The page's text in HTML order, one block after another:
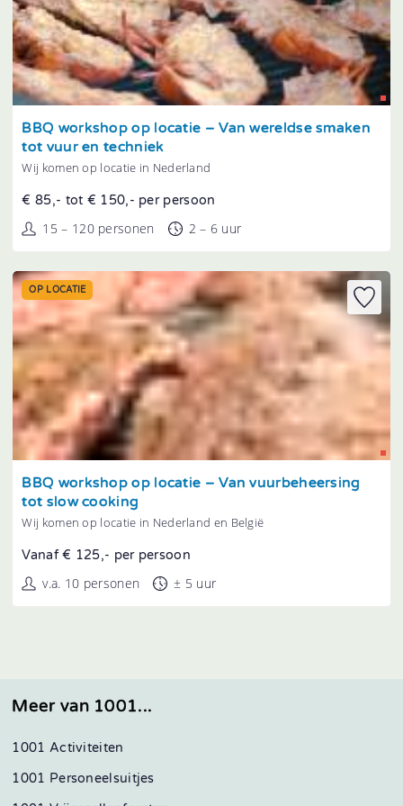
Tonen
BBQ workshop op locatie – Van wereldse smaken
tot vuur en techniek
Wij komen op locatie in Nederland
€ 85,- tot € 150,- per persoon
15 – 120 personen 2 – 6 uur
Tonen
OP LOCATIE
BBQ workshop op locatie – Van vuurbeheersing
tot slow cooking
Wij komen op locatie in Nederland en België
Vanaf € 125,- per persoon
v.a. 10 personen ± 5 uur
Meer van 1001...
1001 Activiteiten
1001 Personeelsuitjes